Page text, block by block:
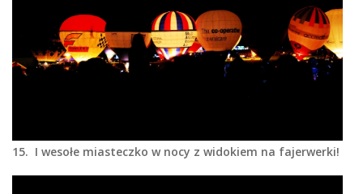
15. I wesołe miasteczko w nocy z widokiem na fajerwerki!